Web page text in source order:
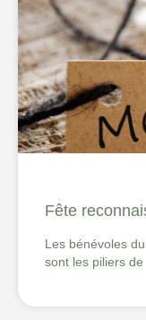
Fête
Les bénévoles
sont les piliers de